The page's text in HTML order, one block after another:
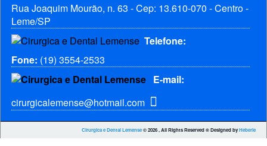
Rua Joaquim Mourão, n. 63 - Cep: 13.610-070 - Centro -
Leme/SP
Telefone:
Fone: (19) 3554-2533
E-mail:
cirurgicalemense@hotmail.com
Cirurgica e Dental Lemense© 2026 , All Rights Reserved ® Designed byHeberle